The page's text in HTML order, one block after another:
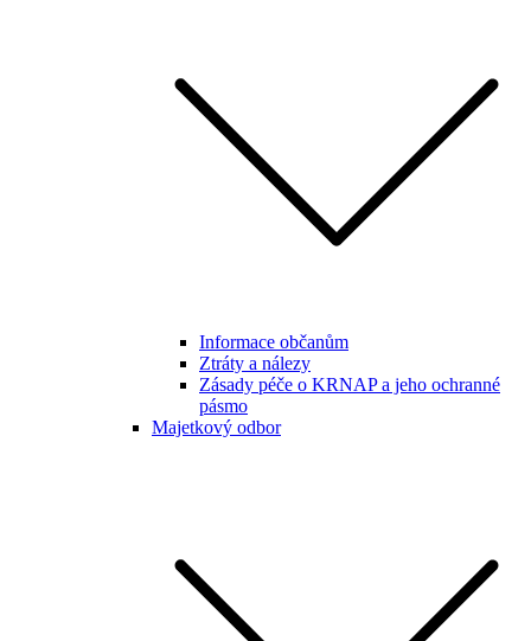
Informace občanům
Ztráty a nálezy
Zásady péče o KRNAP a jeho ochranné
pásmo
Majetkový odbor